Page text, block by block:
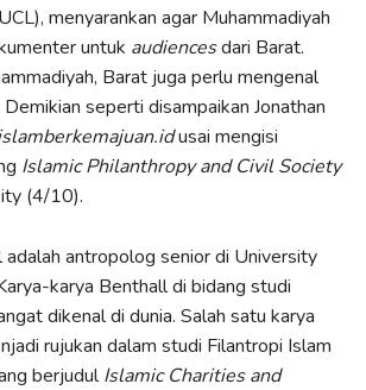
menyarankan agar Muhammadiyah
untuk audiencesdari Barat.
Barat juga perlu mengenal
seperti disampaikan Jonathan
usai mengisi
Islamic Philanthropy and Civil Society
(4/10).
adalah antropolog senior di University
karya Benthall di bidang studi
dikenal di dunia. Salah satu karya
rujukan dalam studi Filantropi Islam
berjudulIslamic Charities and